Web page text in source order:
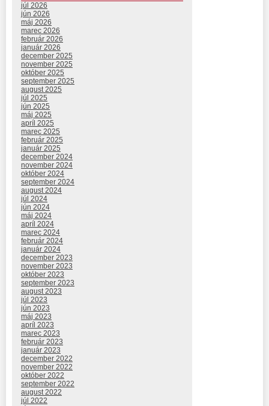
júl 2026
jún 2026
máj 2026
marec 2026
február 2026
január 2026
december 2025
november 2025
október 2025
september 2025
august 2025
júl 2025
jún 2025
máj 2025
apríl 2025
marec 2025
február 2025
január 2025
december 2024
november 2024
október 2024
september 2024
august 2024
júl 2024
jún 2024
máj 2024
apríl 2024
marec 2024
február 2024
január 2024
december 2023
november 2023
október 2023
september 2023
august 2023
júl 2023
jún 2023
máj 2023
apríl 2023
marec 2023
február 2023
január 2023
december 2022
november 2022
október 2022
september 2022
august 2022
júl 2022